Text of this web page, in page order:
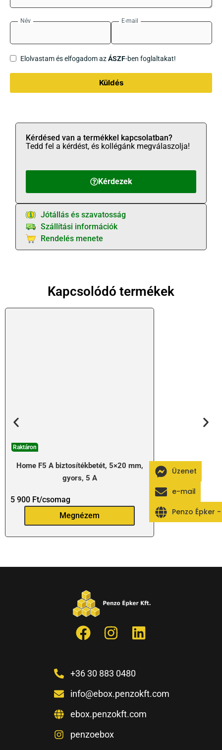
Név E-mail
Elolvastam és elfogadom azÁSZF-ben foglaltakat!
Küldés
Kérdezek
Kérdésed van a termékkel kapcsolatban?
Tedd fel a kérdést, és kollégánk megválaszolja!
Jótállás és szavatosság
Szállítási információk
Rendelés menete
Kapcsolódó termékek
Raktáron
Home F5 A biztosítékbetét, 5×20 mm,
gyors, 5 A
5 900 Ft/csomag
Megnézem
+36 30 883 0480
info@ebox.penzokft.com
ebox.penzokft.com
penzoebox
Üzenet
e-mail
Penzo Épker